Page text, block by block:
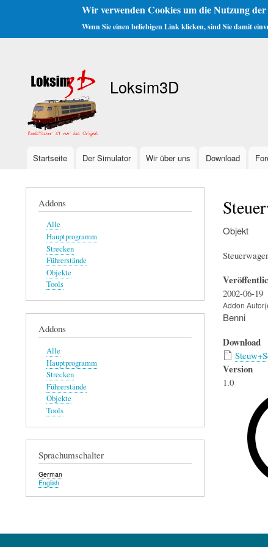
Wir verwenden Cookies um die Nutzung
Wenn Sie einen beliebigen Link klicken, sind Sie damit
Loksim3D
Hauptnavigation
Startseite Der Simulator Wir über uns Download
Objekt
2002-06-19
Addon
Benni
Download
Version
1.0
Addons
Alle
Hauptprogramm
Strecken
Führerstände
Objekte
Tools
Addons
Alle
Hauptprogramm
Strecken
Führerstände
Objekte
Tools
Sprachumschalter
German
English